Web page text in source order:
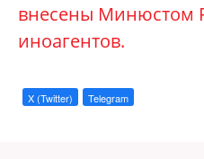
внесены Минюстом
иноагентов.
X (Twitter) Telegram